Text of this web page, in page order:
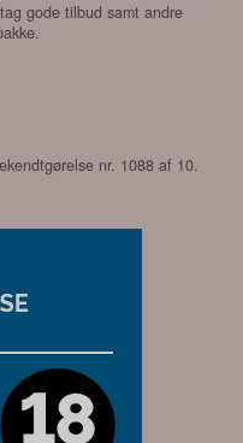
gode tilbud samt andre
nr. 1088 af 10.